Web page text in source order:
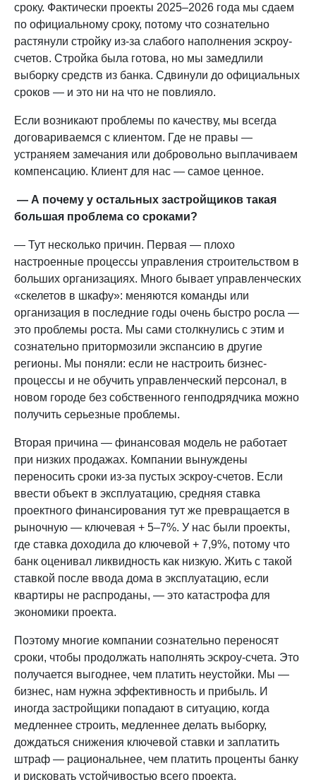
сроку. Фактически проекты 2025–2026 года мы сдаем
по официальному сроку, потому что сознательно
растянули стройку из-за слабого наполнения эскроу-
счетов. Стройка была готова, но мы замедлили
выборку средств из банка. Сдвинули до официальных
сроков — и это ни на что не повлияло.
Если возникают проблемы по качеству, мы всегда
договариваемся с клиентом. Где не правы —
устраняем замечания или добровольно выплачиваем
компенсацию. Клиент для нас — самое ценное.
— А почему у остальных застройщиков такая
большая проблема со сроками?
— Тут несколько причин. Первая — плохо
настроенные процессы управления строительством в
больших организациях. Много бывает управленческих
«скелетов в шкафу»: меняются команды или
организация в последние годы очень быстро росла —
это проблемы роста. Мы сами столкнулись с этим и
сознательно притормозили экспансию в другие
регионы. Мы поняли: если не настроить бизнес-
процессы и не обучить управленческий персонал, в
новом городе без собственного генподрядчика можно
получить серьезные проблемы.
Вторая причина — финансовая модель не работает
при низких продажах. Компании вынуждены
переносить сроки из-за пустых эскроу-счетов. Если
ввести объект в эксплуатацию, средняя ставка
проектного финансирования тут же превращается в
рыночную — ключевая + 5–7%. У нас были проекты,
где ставка доходила до ключевой + 7,9%, потому что
банк оценивал ликвидность как низкую. Жить с такой
ставкой после ввода дома в эксплуатацию, если
квартиры не распроданы, — это катастрофа для
экономики проекта.
Поэтому многие компании сознательно переносят
сроки, чтобы продолжать наполнять эскроу-счета. Это
получается выгоднее, чем платить неустойки. Мы —
бизнес, нам нужна эффективность и прибыль. И
иногда застройщики попадают в ситуацию, когда
медленнее строить, медленнее делать выборку,
дождаться снижения ключевой ставки и заплатить
штраф — рациональнее, чем платить проценты банку
и рисковать устойчивостью всего проекта.